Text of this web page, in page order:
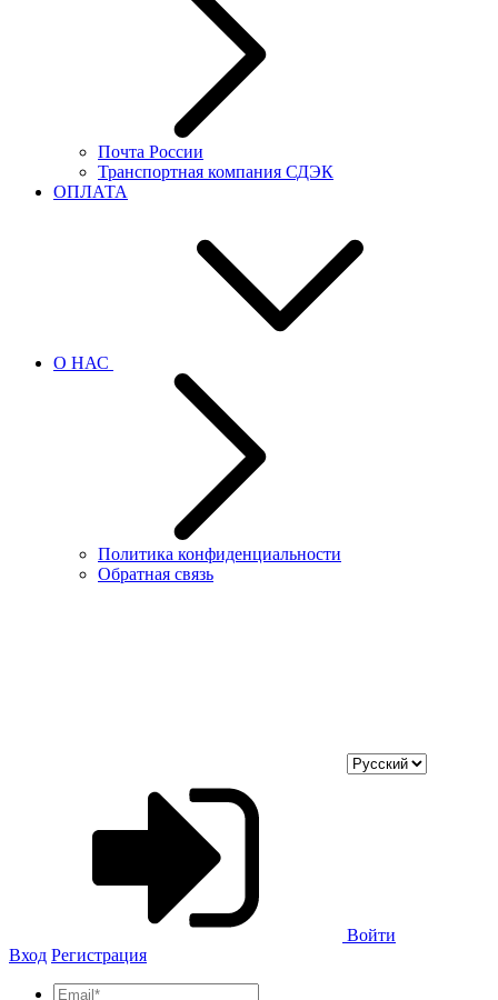
Почта России
Транспортная компания СДЭК
ОПЛАТА
О НАС
Политика конфиденциальности
Обратная связь
Войти
Вход Регистрация